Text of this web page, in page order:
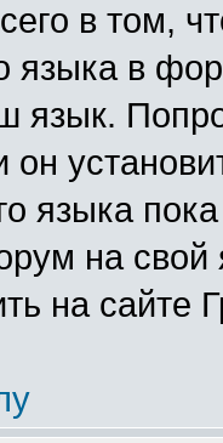
в том,
языка в
язык.
языка
на
на сайте